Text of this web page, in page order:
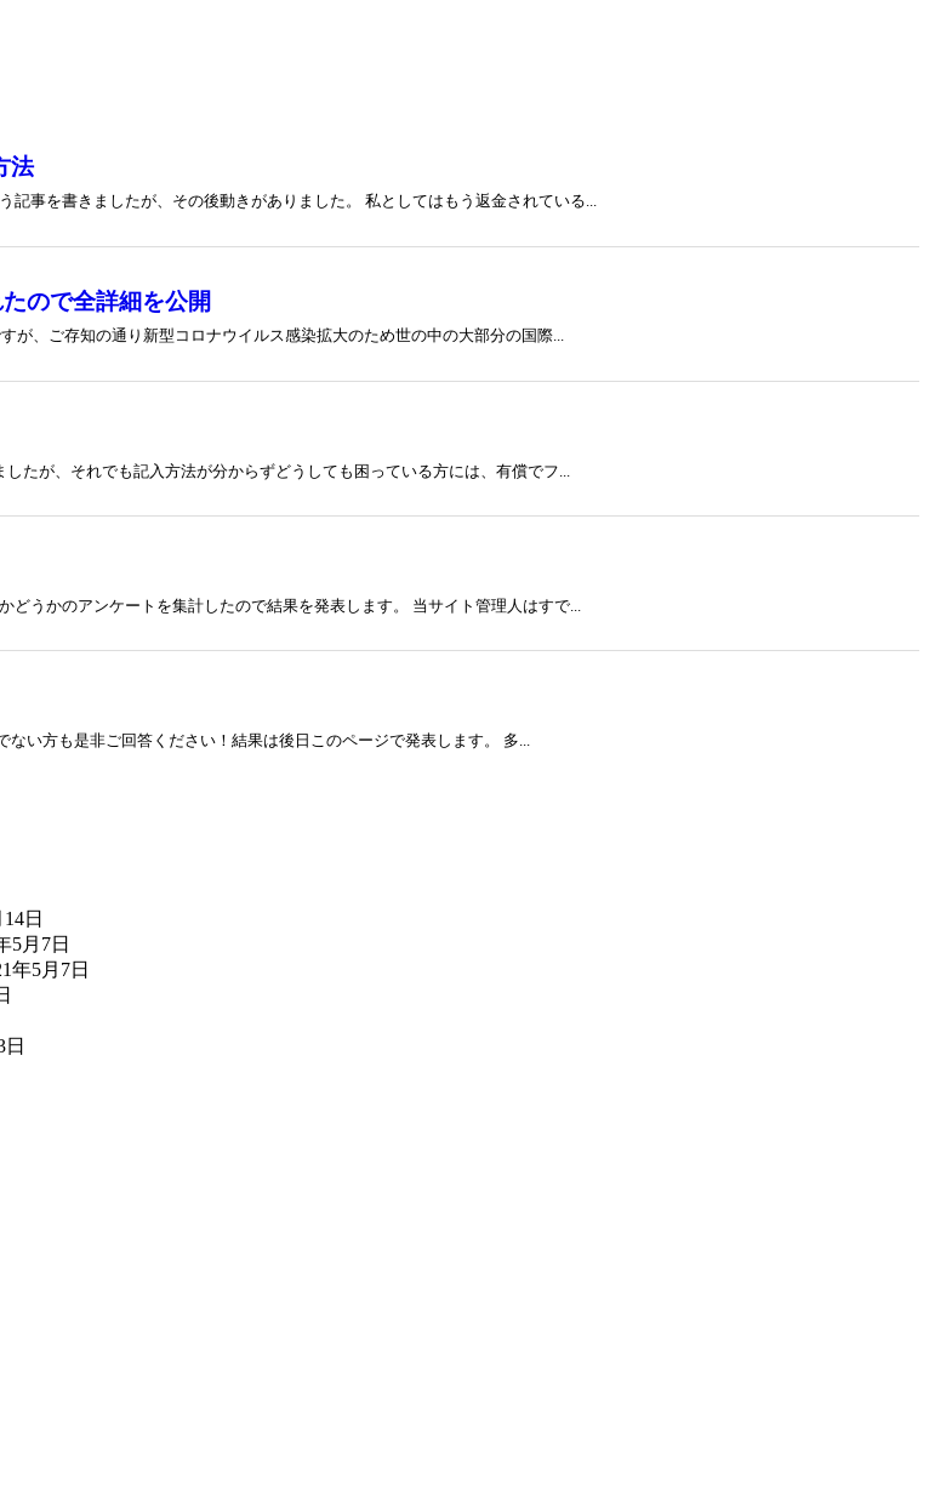
法
事を書きましたが、その後動きがありました。 私としてはもう返金されている...
ので全詳細を公開
が、ご存知の通り新型コロナウイルス感染拡大のため世の中の大部分の国際...
たが、それでも記入方法が分からずどうしても困っている方には、有償でフ...
うかのアンケートを集計したので結果を発表します。 当サイト管理人はすで...
い方も是非ご回答ください！結果は後日このページで発表します。 多...
日
5月7日
年5月7日